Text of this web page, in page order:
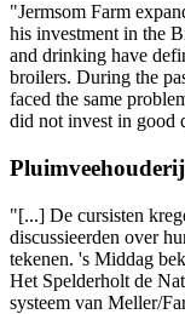
"Jermsom Farm
his investment in the
and drinking have
broilers. During the
faced the same
did not invest in good
"[...] De cursisten
discussieerden over
tekenen. 's Middag
Het Spelderholt de
systeem van Meller/